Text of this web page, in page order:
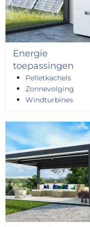
Energie
toepassingen
Pelletkachels
Zonnevolging
Windturbines